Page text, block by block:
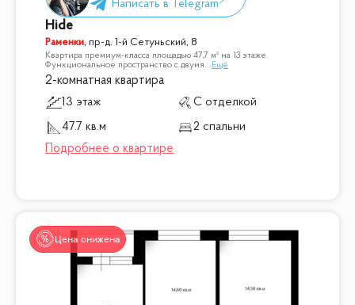
Hide
Раменки,пр-д. 1-й Сетуньский, 8
Квартира премиум-класса площадью 47,7 м² на 13 этаже.
Функциональное пространство с двумя... Ещё
2-комнатная квартира
13 этаж
С отделкой
47.7 кв.м
2 спальни
Цена снижена